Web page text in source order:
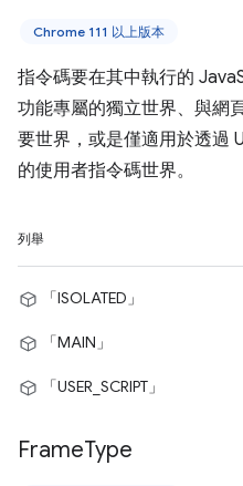
Chrome 111 以上版本
指令碼要在其中執行的
功能專屬的獨立世界、與網
要世界，或是僅適用於透過
的使用者指令碼世界。
列舉
「ISOLATED」
「MAIN」
「USER_SCRIPT」
FrameType